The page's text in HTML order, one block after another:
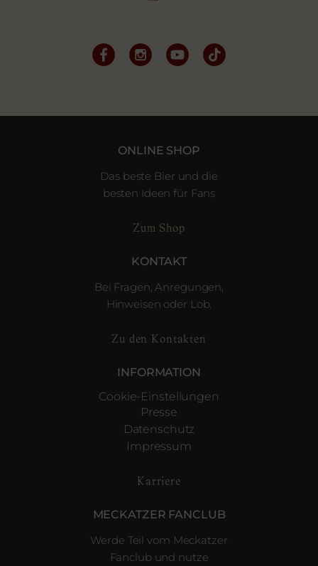
ONLINE SHOP
Das beste Bier und die
besten Ideen für Fans
Zum Shop
KONTAKT
Bei Fragen, Anregungen,
Hinweisen oder Lob.
Zu den Kontakten
INFORMATION
Cookie-Einstellungen
Presse
Datenschutz
Impressum
Karriere
MECKATZER FANCLUB
Werde Teil vom Meckatzer
Fanclub und nutze